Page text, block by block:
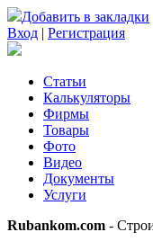
Добавить в закладки
Вход | Регистрация
Статьи
Калькуляторы
Фирмы
Товары
Фото
Видео
Документы
Услуги
Rubankom.com -